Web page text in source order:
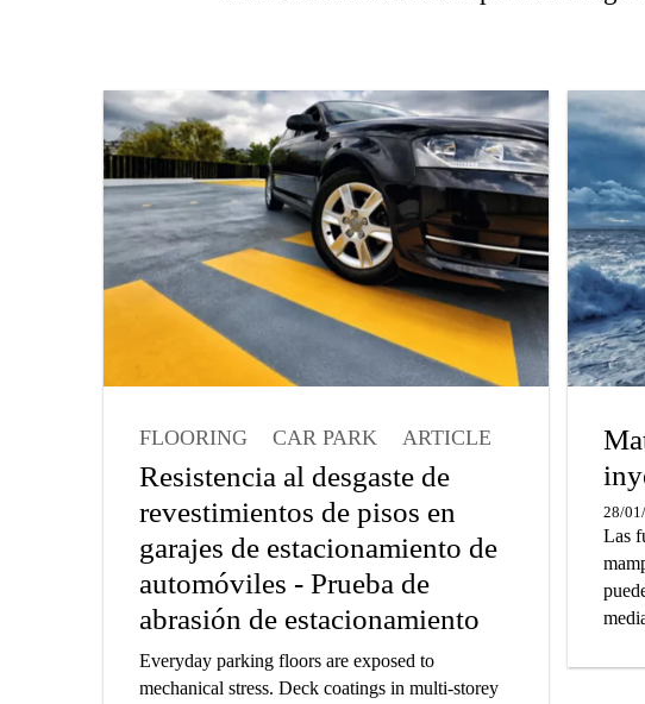
FLOORING CAR PARK ARTICLE
Resistencia al desgaste de
revestimientos de pisos en
garajes de estacionamiento de
automóviles - Prueba de
abrasión de estacionamiento
Everyday parking floors are exposed to
mechanical stress. Deck coatings in multi-storey
28/
Las